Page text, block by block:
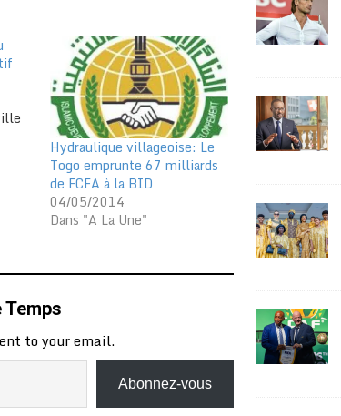
Hydraulique villageoise: Le
Togo emprunte 67 milliards
de FCFA à la BID
04/05/2014
Dans "A La Une"
Temps
to your email.
Abonnez-vous